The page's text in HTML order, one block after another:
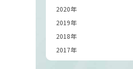
2020年
2019年
2018年
2017年